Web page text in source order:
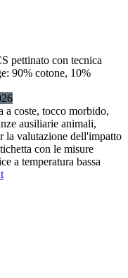
pettinato con tecnica
90% cotone, 10%
a coste, tocco morbido,
ausiliarie animali,
la valutazione dell'impatto
con le misure
a temperatura bassa